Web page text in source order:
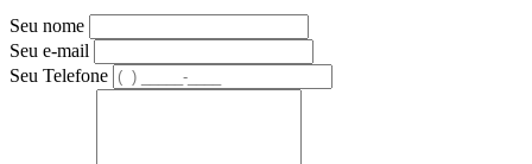
Seu nome
Seu e-mail
Seu Telefone